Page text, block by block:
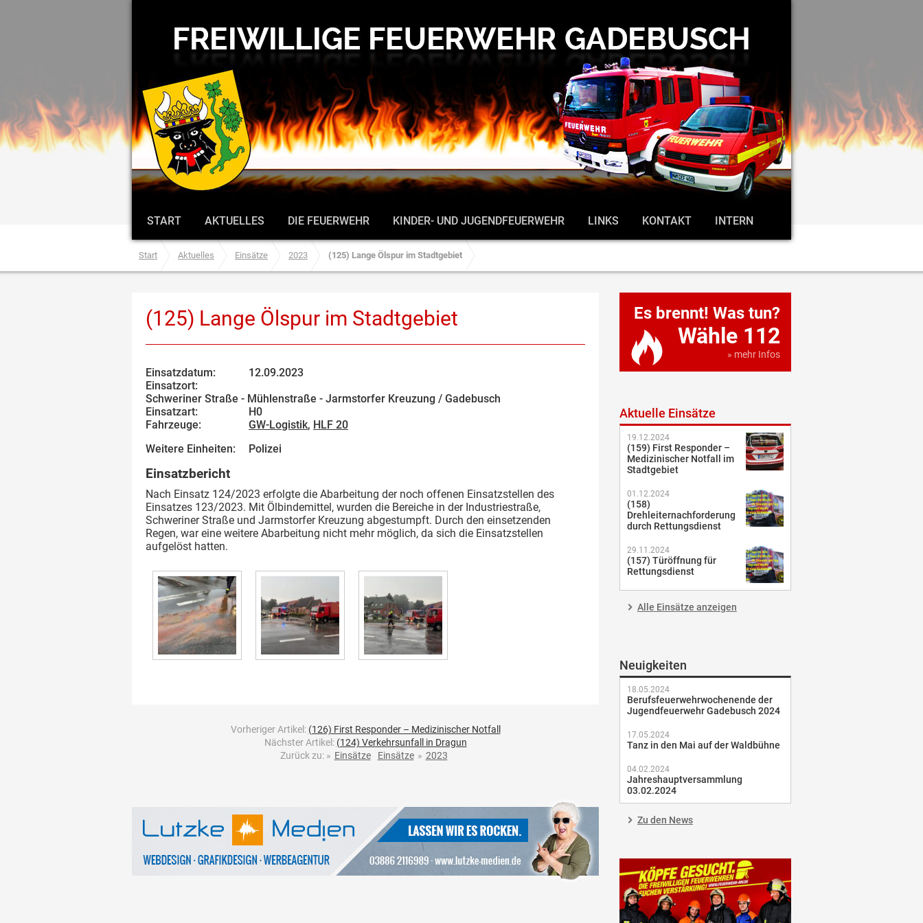
START AKTUELLES DIE FEUERWEHR KINDER- UND JUGENDFEUERWEHR LINKS KONTAKT INTERN
Start Aktuelles Einsätze 2023 (125) Lange Ölspur im Stadtgebiet
(125) Lange Ölspur im Stadtgebiet
Einsatzdatum:
12.09.2023
Einsatzort:
Schweriner Straße - Mühlenstraße - Jarmstorfer Kreuzung / Gadebusch
Einsatzart:
H0
Fahrzeuge:
GW-Logistik, HLF 20
Weitere Einheiten:
Polizei
Einsatzbericht
Nach Einsatz 124/2023 erfolgte die Abarbeitung der noch offenen Einsatzstellen des
Einsatzes 123/2023. Mit Ölbindemittel, wurden die Bereiche in der Industriestraße,
Schweriner Straße und Jarmstorfer Kreuzung abgestumpft. Durch den einsetzenden
Regen, war eine weitere Abarbeitung nicht mehr möglich, da sich die Einsatzstellen
aufgelöst hatten.
Vorheriger Artikel: (126) First Responder – Medizinischer Notfall
Nächster Artikel: (124) Verkehrsunfall in Dragun
Zurück zu: » Einsätze Einsätze » 2023
Es brennt! Was tun?
Wähle 112
» mehr Infos
Aktuelle Einsätze
19.12.2024
(159) First Responder –
Medizinischer Notfall im
Stadtgebiet
01.12.2024
(158)
Drehleiternachforderung
durch Rettungsdienst
29.11.2024
(157) Türöffnung für
Rettungsdienst
Alle Einsätze anzeigen
Neuigkeiten
18.05.2024
Berufsfeuerwehrwochenende der
Jugendfeuerwehr Gadebusch 2024
17.05.2024
Tanz in den Mai auf der Waldbühne
04.02.2024
Jahreshauptversammlung
03.02.2024
Zu den News